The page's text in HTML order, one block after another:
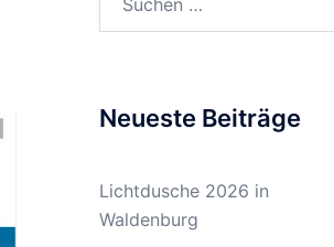
Neueste Beiträge
Lichtdusche 2026 in
Waldenburg